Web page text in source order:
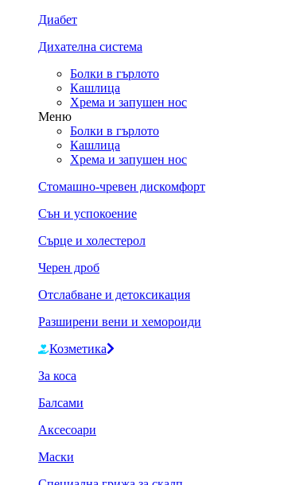
Диабет
Дихателна система
Болки в гърлото
Кашлица
Хрема и запушен нос
Меню
Болки в гърлото
Кашлица
Хрема и запушен нос
Стомашно-чревен дискомфорт
Сън и успокоение
Сърце и холестерол
Черен дроб
Отслабване и детоксикация
Разширени вени и хемороиди
Козметика
За коса
Балсами
Аксесоари
Маски